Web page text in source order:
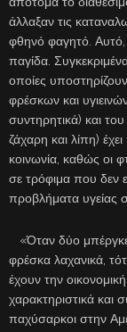
άλλαξαν τις
φθηνό φαγητό. Αυτό,
παγίδα.
οποίες
φρέσκων και
συντηρητικά) και
ζάχαρη και λίπη)
κοινωνία, καθώς οι
σε τρόφιμα που δεν
προβλήματα υγείας
«Όταν δύο
φρέσκα λαχανικά,
έχουν την
χαρακτηριστικά και
παχύσαρκοι στην